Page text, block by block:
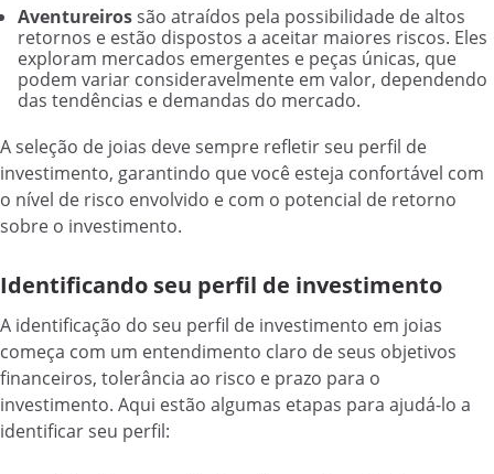
Aventureirossão atraídos pela possibilidade de altos
retornos e estão dispostos a aceitar maiores riscos. Eles
exploram mercados emergentes e peças únicas, que
podem variar consideravelmente em valor, dependendo
das tendências e demandas do mercado.
A seleção de joias deve sempre refletir seu perfil de
investimento, garantindo que você esteja confortável com
o nível de risco envolvido e com o potencial de retorno
sobre o investimento.
Identificando seu perfil de investimento
A identificação do seu perfil de investimento em joias
começa com um entendimento claro de seus objetivos
financeiros, tolerância ao risco e prazo para o
investimento. Aqui estão algumas etapas para ajudá-lo a
identificar seu perfil: